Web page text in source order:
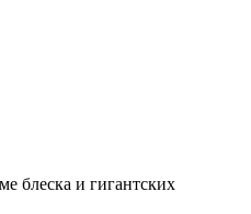
блеска и гигантских